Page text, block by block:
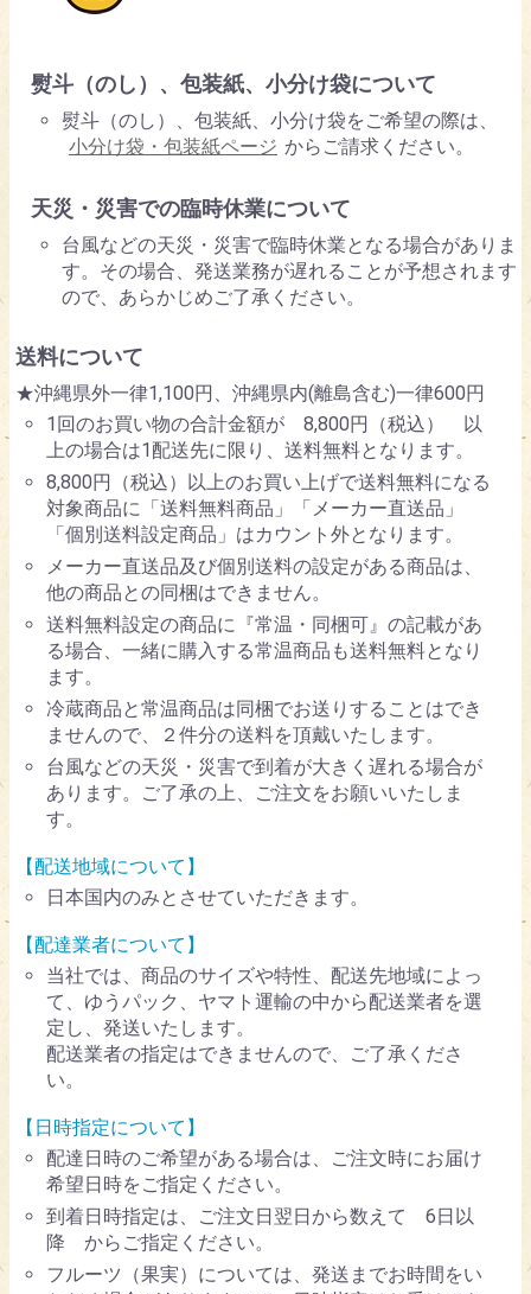
熨斗（のし）、包装紙、小分け袋について
熨斗（のし）、包装紙、小分け袋をご希望の際は、
小分け袋・包装紙ページ からご請求ください。
天災・災害での臨時休業について
台風などの天災・災害で臨時休業となる場合がありま
す。その場合、発送業務が遅れることが予想されます
ので、あらかじめご了承ください。
送料について
★沖縄県外一律1,100円、沖縄県内(離島含む)一律600円
1回のお買い物の合計金額が 8,800円（税込） 以
上の場合は1配送先に限り、送料無料となります。
8,800円（税込）以上のお買い上げで送料無料になる
対象商品に「送料無料商品」「メーカー直送品」
「個別送料設定商品」はカウント外となります。
メーカー直送品及び個別送料の設定がある商品は、
他の商品との同梱はできません。
送料無料設定の商品に『常温・同梱可』の記載があ
る場合、一緒に購入する常温商品も送料無料となり
ます。
冷蔵商品と常温商品は同梱でお送りすることはでき
ませんので、２件分の送料を頂戴いたします。
台風などの天災・災害で到着が大きく遅れる場合が
あります。ご了承の上、ご注文をお願いいたしま
す。
【配送地域について】
日本国内のみとさせていただきます。
【配達業者について】
当社では、商品のサイズや特性、配送先地域によっ
て、ゆうパック、ヤマト運輸の中から配送業者を選
定し、発送いたします。
配送業者の指定はできませんので、ご了承くださ
い。
【日時指定について】
配達日時のご希望がある場合は、ご注文時にお届け
希望日時をご指定ください。
到着日時指定は、ご注文日翌日から数えて 6日以
降 からご指定ください。
フルーツ（果実）については、発送までお時間をい